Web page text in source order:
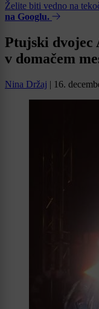
Želite biti vedno na
na Googlu.
Ptujski dvojec
v domačem
Nina Držaj | 16.